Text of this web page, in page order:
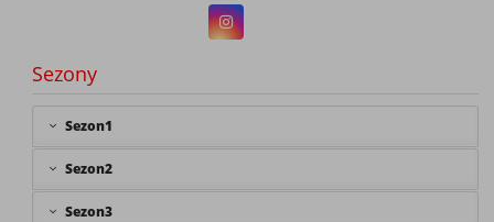
Sezony
Sezon1
Sezon2
Sezon3